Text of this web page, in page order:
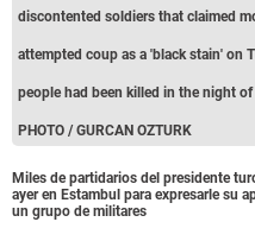
discontented soldiers that claimed
attempted coup as a 'black stain' on
people had been killed in the night
PHOTO / GURCAN OZTURK
Miles de partidarios del presidente
ayer en Estambul para expresarle su
un grupo de militares